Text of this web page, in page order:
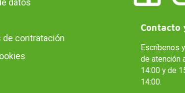
datos
de contratación
Contacto
Escríbenos
de atención
14:00 y de
14:00.